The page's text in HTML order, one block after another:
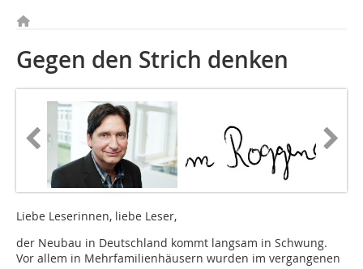
Gegen den Strich denken
Liebe Leserinnen, liebe Leser,
der Neubau in Deutschland kommt langsam in Schwung.
Vor allem in Mehrfamilienhäusern wurden im vergangenen